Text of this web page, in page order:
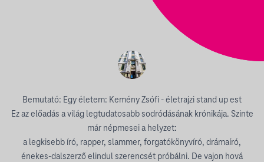
Bemutató: Egy életem: Kemény Zsófi - életrajzi stand up est
Ez az előadás a világ legtudatosabb sodródásának krónikája. Szinte
már népmesei a helyzet:
a legkisebb író, rapper, slammer, forgatókönyvíró, drámaíró,
énekes-dalszerző elindul szerencsét próbálni. De vajon hová